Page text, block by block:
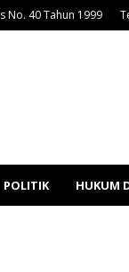
No. 40 Tahun 1999
POLITIK HUKUM